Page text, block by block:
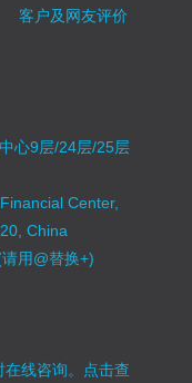
客户及网友评价
心9层/24层/25层
Center,
China
用@替换+)
线咨询。 点击查